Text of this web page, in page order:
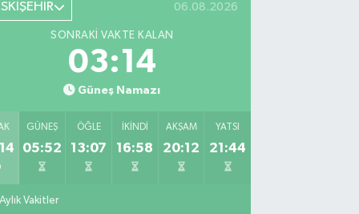
06.08.2026
SONRAKI VAKTE KALAN
03:13
Güneş Namazı
GÜNEŞ
05:52
ÖĞLE
13:07
İKINDI
16:58
AKŞAM
20:12
YATSI
21:44
Aylık Vakitler